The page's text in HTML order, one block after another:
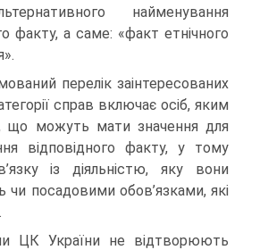
найменування
факту, а саме: «факт етнічного
перелік заінтересованих
справ включає осіб, яким
що можуть мати значення для
відповідного факту, у тому
із діяльністю, яку вони
чи посадовими обов’язками, які
ЦК України не відтворюють